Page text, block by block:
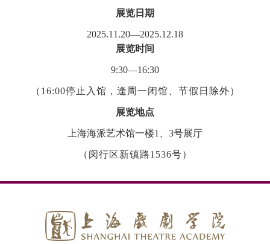
展览日期
2025.11.20—2025.12.18
展览时间
9:30—16:30
（ 16:00停止入馆，逢周一闭馆、节假日除外）
展览地点
上海海派艺术馆一楼1 3号展厅
（闵行区新镇路1536号）